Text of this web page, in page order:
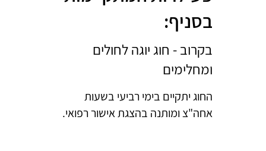
בסניף:
בקרוב - חוג יוגה לחולים
ומחלימים
החוג יתקיים בימי רביעי בשעות
אחה"צ ומותנה בהצגת אישור רפואי.